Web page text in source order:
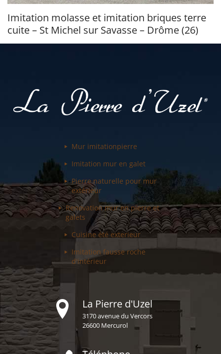
Imitation molasse et imitation briques terre
cuite – St Michel sur Savasse – Drôme (26)
Mur imitationpierre
Imitation mur en galet
Pierre naturelle pourmur
extérieur
Renovation muren pierre et
galets
Cuisine été exterieur
Imitation fausseroche
d'intérieur
La Pierre d'Uzel
3170 avenue du Vercors
26600 Mercurol